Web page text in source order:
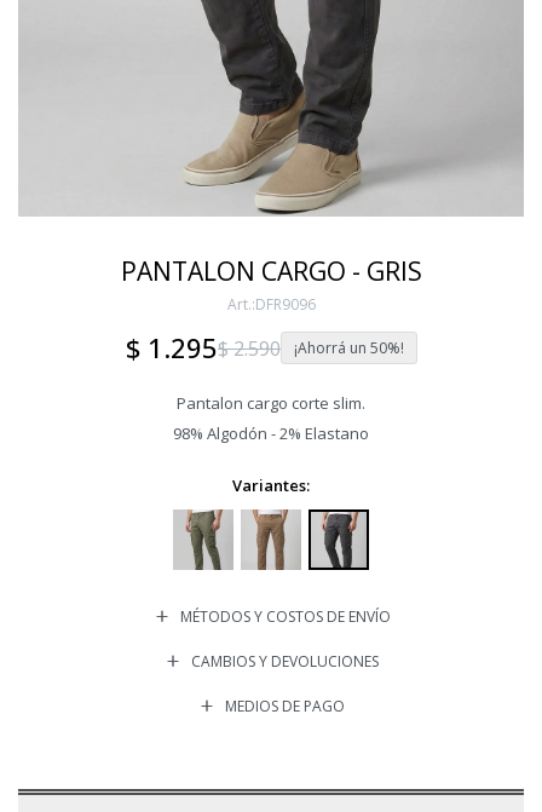
PANTALON CARGO - GRIS
DFR9096
$ 1.295$2.590 50
Pantalon cargo corte slim.
98% Algodón - 2% Elastano
Variantes:
MÉTODOS Y COSTOS DE ENVÍO
CAMBIOS Y DEVOLUCIONES
MEDIOS DE PAGO